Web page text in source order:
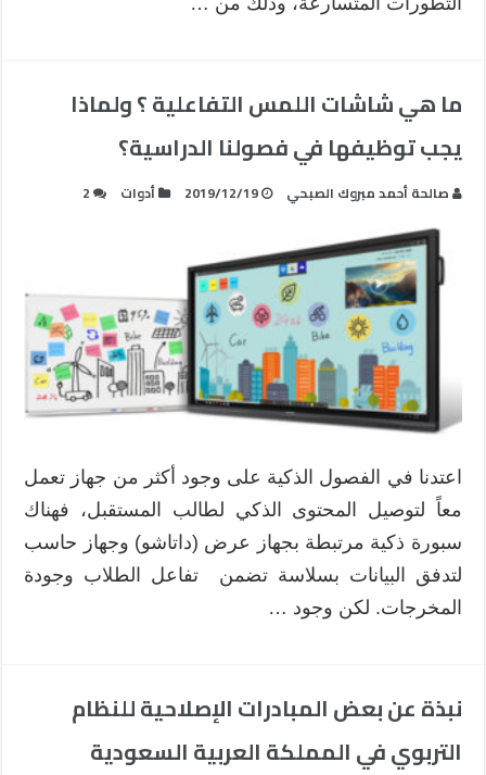
ما هي شاشات اللمس التفاعلية ؟ ولماذا
يجب توظيفها في فصولنا الدراسية؟
صالحة أحمد مبروك الصبحي 2019/12/19 أدوات 2
اعتدنا في الفصول الذكية على وجود أكثر من جهاز تعمل
معاً لتوصيل المحتوى الذكي لطالب المستقبل، فهناك
سبورة ذكية مرتبطة بجهاز عرض (داتاشو) وجهاز حاسب
لتدفق البيانات بسلاسة تضمن تفاعل الطلاب وجودة
المخرجات. لكن وجود …
نبذة عن بعض المبادرات الإصلاحية للنظام
التربوي في المملكة العربية السعودية